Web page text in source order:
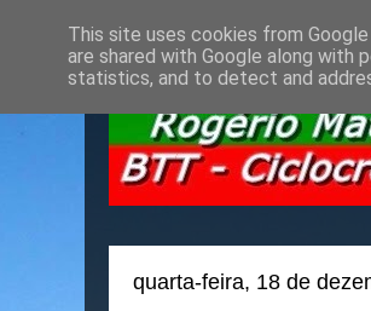
quarta-feira, 18 de
This site uses cookies from
are shared with Google along with
statistics, and to detect and